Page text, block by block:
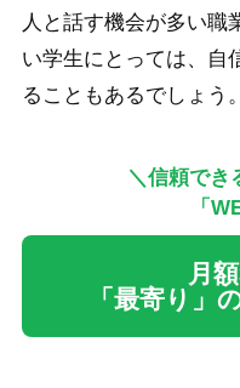
人と話す機会が多い職
い学生にとっては、自
ることもあるでしょう。
＼信頼でき
「
月
「最寄り」